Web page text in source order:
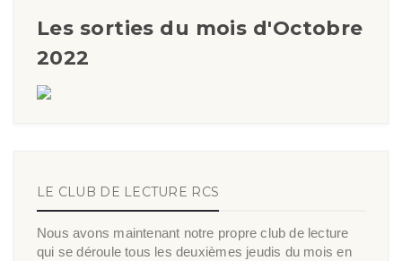
Les sorties du mois d'Octobre
2022
LE CLUB DE LECTURE RCS
Nous avons maintenant notre propre club de lecture
qui se déroule tous les deuxièmes jeudis du mois en